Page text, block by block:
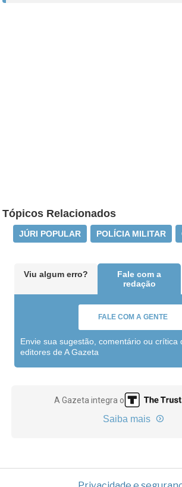
Tópicos Relacionados
JÚRI POPULAR POLÍCIA MILITAR
Viu algum erro?
Fale com a
redação
FALE COM A GENTE
Envie sua sugestão, comentário ou crítica
editores de A Gazeta
A Gazeta integra o
Saiba mais